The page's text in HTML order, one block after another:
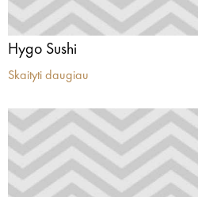
Hygo Sushi
Skaityti daugiau